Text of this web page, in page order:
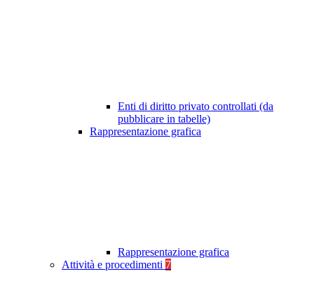
Enti di diritto privato controllati (da
pubblicare in tabelle)
Rappresentazione grafica
Rappresentazione grafica
Attività e procedimenti 7